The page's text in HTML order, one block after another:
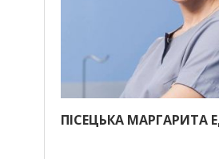
ПІСЕЦЬКА МАРГАРИТА